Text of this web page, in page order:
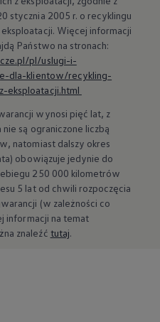
Państwo na stronach:
pl/uslugi-i-
dla-klientow/recykling-
eksploatacji.html
wynosi pięć lat, z
są ograniczone liczbą
obowiązuje jedynie do
250 000 kilometrów
5 lat od chwili rozpoczęcia
(w zależności co
informacji na temat
znaleźć tutaj .